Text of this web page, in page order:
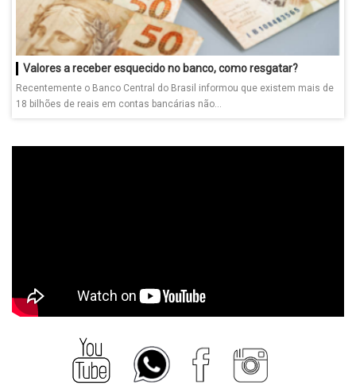
Valores a receber esquecido no banco, como resgatar?
Recentemente o Banco Central do Brasil informou que existem mais de
18 bilhões de reais em contas bancárias não...